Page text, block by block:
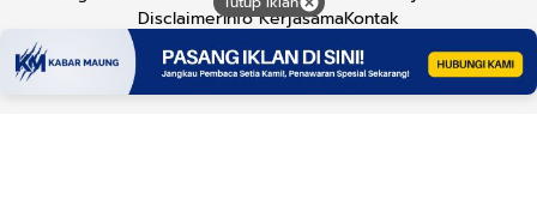
DisclaimerInfo KerjasamaKontak
Copyright © 2026Kabar Maung. All rights reserved.